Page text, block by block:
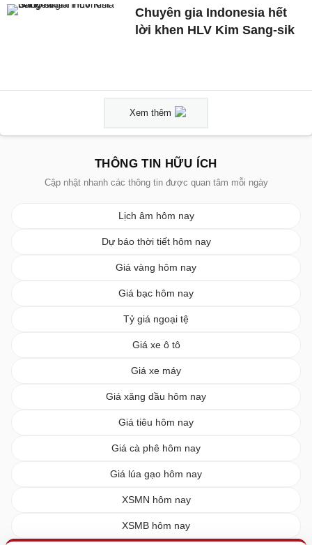
Chuyên gia Indonesia hết
lời khen HLV Kim Sang-sik
Xem thêm
THÔNG TIN HỮU ÍCH
Cập nhật nhanh các thông tin được quan tâm mỗi ngày
Lịch âm hôm nay
Dự báo thời tiết hôm nay
Giá vàng hôm nay
Giá bạc hôm nay
Tỷ giá ngoại tệ
Giá xe ô tô
Giá xe máy
Giá xăng dầu hôm nay
Giá tiêu hôm nay
Giá cà phê hôm nay
Giá lúa gạo hôm nay
XSMN hôm nay
XSMB hôm nay